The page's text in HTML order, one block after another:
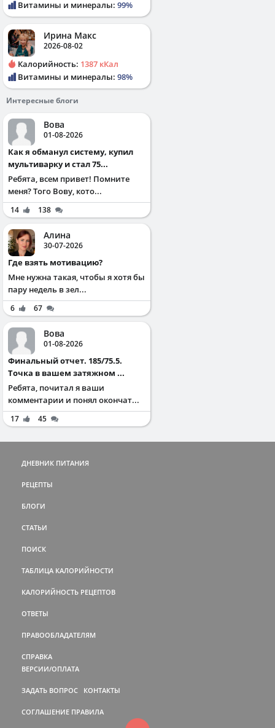
Витамины и минералы: 99%
Ирина Макс
2026-08-02
Калорийность: 1387 кКал
Витамины и минералы: 98%
Интересные блоги
Вова
01-08-2026
Как я обманул систему, купил
мультиварку и стал 75...
Ребята, всем привет! Помните
меня? Того Вову, кото...
14 138
Алина
30-07-2026
Где взять мотивацию?
Мне нужна такая, чтобы я хотя бы
пару недель в зел...
6 67
Вова
01-08-2026
Финальный отчет. 185/75.5.
Точка в вашем затяжном ...
Ребята, почитал я ваши
комментарии и понял окончат...
17 45
ДНЕВНИК ПИТАНИЯ
РЕЦЕПТЫ
БЛОГИ
СТАТЬИ
ПОИСК
ТАБЛИЦА КАЛОРИЙНОСТИ
КАЛОРИЙНОСТЬ РЕЦЕПТОВ
ОТВЕТЫ
ПРАВООБЛАДАТЕЛЯМ
СПРАВКА
ВЕРСИИ/ОПЛАТА
ЗАДАТЬ ВОПРОС КОНТАКТЫ
СОГЛАШЕНИЕ ПРАВИЛА